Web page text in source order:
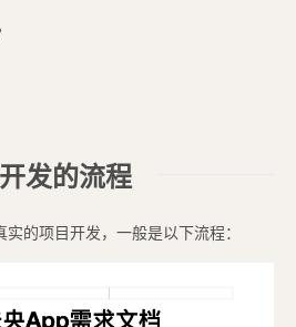
发的流程
的项目开发，一般是以下流程：